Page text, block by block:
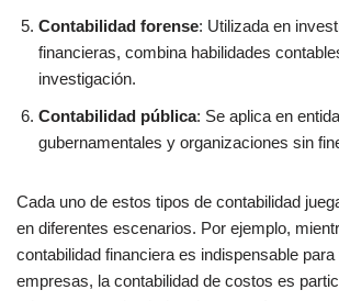
Contabilidad forense: Utilizada en
financieras, combina habilidades
investigación.
Contabilidad pública: Se aplica en
gubernamentales y organizaciones sin
Cada uno de estos tipos de contabilidad
en diferentes escenarios. Por ejemplo,
contabilidad financiera es indispensable para
empresas, la contabilidad de costos es